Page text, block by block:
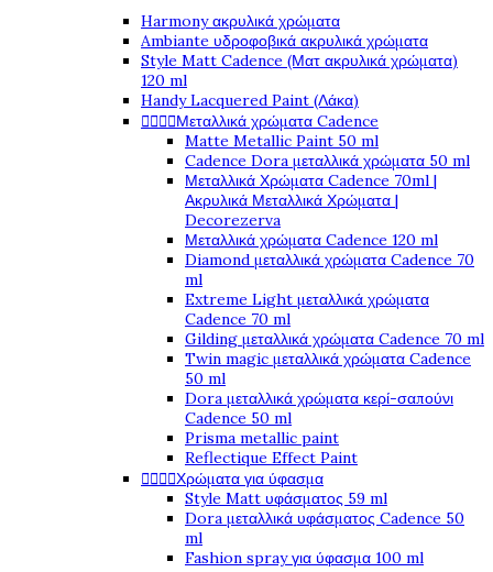
Harmony ακρυλικά χρώματα
Ambiante υδροφοβικά ακρυλικά χρώματα
Style Matt Cadence (Ματ ακρυλικά χρώματα)
120 ml
Handy Lacquered Paint (Λάκα)
Μεταλλικά χρώματα Cadence
Matte Metallic Paint 50 ml
Cadence Dora μεταλλικά χρώματα 50 ml
Μεταλλικά Χρώματα Cadence 70ml |
Ακρυλικά Μεταλλικά Χρώματα |
Decorezerva
Μεταλλικά χρώματα Cadence 120 ml
Diamond μεταλλικά χρώματα Cadence 70
ml
Extreme Light μεταλλικά χρώματα
Cadence 70 ml
Gilding μεταλλικά χρώματα Cadence 70 ml
Twin magic μεταλλικά χρώματα Cadence
50 ml
Dora μεταλλικά χρώματα κερί-σαπούνι
Cadence 50 ml
Prisma metallic paint
Reflectique Effect Paint
Χρώματα για ύφασμα
Style Matt υφάσματος 59 ml
Dora μεταλλικά υφάσματος Cadence 50
ml
Fashion spray για ύφασμα 100 ml